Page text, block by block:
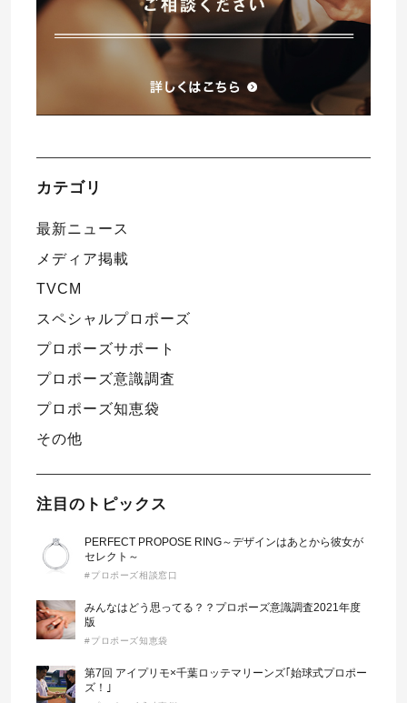
カテゴリ
最新ニュース
メディア掲載
TVCM
スペシャルプロポーズ
プロポーズサポート
プロポーズ意識調査
プロポーズ知恵袋
その他
注目のトピックス
PERFECT PROPOSE RING～デザインはあとから彼女が
セレクト～
#プロポーズ相談窓口
みんなはどう思ってる？？プロポーズ意識調査2021年度
版
#プロポーズ知恵袋
第7回 アイプリモ×千葉ロッテマリーンズ｢始球式プロポー
ズ！｣
Follow us on